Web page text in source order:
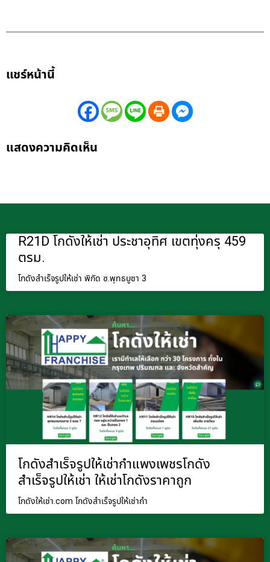
แชร์หน้านี้
แสดงความคิดเห็น
R21D โกดังให้เช่า ประชาอุทิศ เขตทุ่งครุ 459
ตรม.
โกดังสำเร็จรูปให้เช่า พิกัด ซ.พุทธบูชา 3
โกดังสำเร็จรูปให้เช่ากำแพงเพชรโกดัง
สำเร็จรูปให้เช่า ให้เช่าโกดังราคาถูก
โกดังให้เช่า.com โกดังสำเร็จรูปให้เช่ากำ